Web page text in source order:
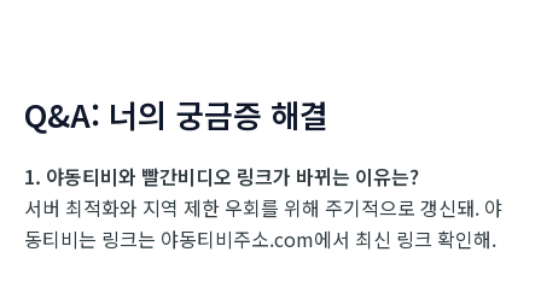
Q&A: 너의 궁금증 해결
1. 야동티비와 빨간비디오 링크가 바뀌는 이유는?
서버 최적화와 지역 제한 우회를 위해 주기적으로 갱신돼. 야
동티비는 링크는 야동티비주소.com에서 최신 링크 확인해.